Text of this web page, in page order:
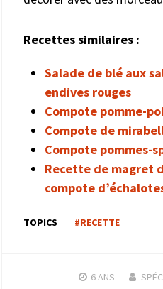
Recettes similaires :
Salade de blé aux
endives rouges
Compote pomme-
Compote de
Compote pommes-
Recette de magret
compote
TOPICS #RECETTE
6 ANS